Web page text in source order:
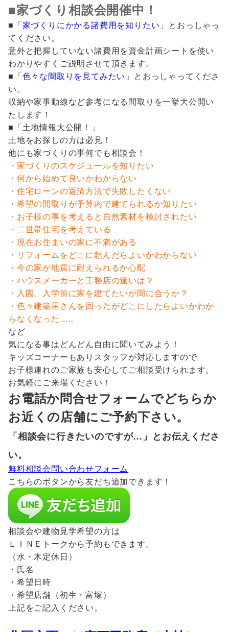
■家づくり相談会開催中！
■「家づくりにかかる諸費用を知りたい 」とおっしゃっ
てください。
意外と把握していない諸費用を資金計画シートを使い
わかりやすくご説明させて頂きます。
■「色々な間取りを見てみたい 」とおっしゃってくださ
い。
収納や家事動線など参考になる間取りを一挙大公開い
たします！
■「土地情報大公開！」
土地をお探しの方は必見！
他にも家づくりの事何でも相談会！
・家づくりのスケジュールを知りたい
・何から始めて良いかわからない
・住宅ローンの返済方法で失敗したくない
・希望の間取りが予算内で建てられるか知りたい
・お子様の事を考えると自然素材を検討されたい
・二世帯住宅を考えている
・現在お住まいの家に不満がある
・リフォームをどこに頼んだらよいかわからない
・今の家が地震に耐えられるか心配
・ハウスメーカーと工務店の違いは？
・入園、入学前に家を建てたいが間に合うか？
・色々建築屋さんを回ったがどこにしたらよいかわか
らなくなった….。
など
気になる事はどんどん自由に聞いてみよう！
キッズコーナーもありスタッフが対応しますので
お子様連れのご家族も安心してご相談受けられます。
お気軽にご来場ください！
お電話か問合せフォームでどちらか
お近くの店舗にご予約下さい。
「相談会に行きたいのですが…」とお伝えくださ
い。
無料相談会問い合わせフォーム
こちらのボタンから友だち追加できます！
相談会や建物見学希望の方は
ＬＩＮＥトークから予約もできます。
（水・木定休日）
・氏名
・希望日時
・希望店舗（初生・富塚）
上記をご記入ください。